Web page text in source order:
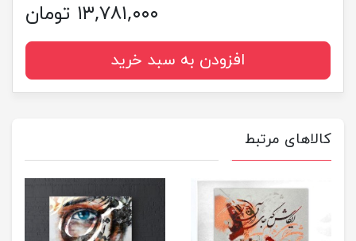
۱۳,۷۸۱,۰۰۰ تومان
افزودن به سبد خرید
کالاهای مرتبط